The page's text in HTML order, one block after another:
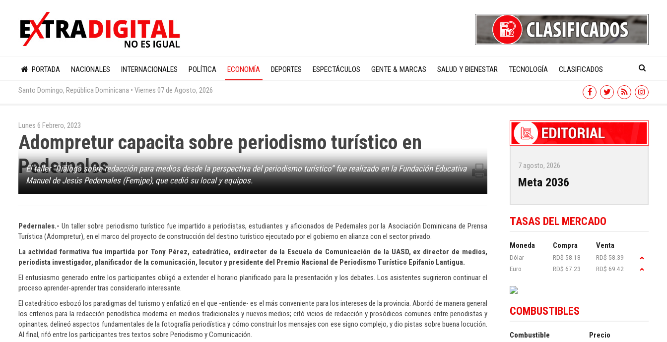
PORTADA NACIONALES INTERNACIONALES POLÍTICA ECONOMÍA DEPORTES ESPECTÁCULOS GENTE & MARCAS SALUD Y BIENESTAR TECNOLOGÍA CLASIFICADOS
Santo Domingo, República Dominicana • Viernes 07 de Agosto, 2026
Lunes 6 Febrero, 2023
Adompretur capacita sobre periodismo turístico en
Pedernales
El taller “Diálogo sobre redacción para medios desde la perspectiva del periodismo turístico” fue realizado en la Fundación Educativa
Manuel de Jesús Pedernales (Femjpe), que cedió su local y equipos.
Pedernales.- Un taller sobre periodismo turístico fue impartido a periodistas, estudiantes y aficionados de Pedernales por la Asociación Dominicana de Prensa
Turística (Adompretur), en el marco del proyecto de construcción del destino turístico ejecutado por el gobierno en alianza con el sector privado.
La actividad formativa fue impartida por Tony Pérez, catedrático, exdirector de la Escuela de Comunicación de la UASD, ex director de medios,
periodista investigador, planificador de la comunicación, locutor y presidente del Premio Nacional de Periodismo Turístico Epifanio Lantigua.
El entusiasmo generado entre los participantes obligó a extender el horario planificado para la presentación y los debates. Los asistentes sugirieron continuar el
proceso aprender-aprender tras considerarlo interesante.
El catedrático esbozó los paradigmas del turismo y enfatizó en el que -entiende- es el más conveniente para los intereses de la provincia. Abordó de manera general
los criterios para la redacción periodística moderna en medios tradicionales y nuevos medios; citó vicios de redacción y prosódicos comunes entre periodistas y
opinantes; delineó aspectos fundamentales de la fotografía periodística y cómo construir los mensajes con ese signo complejo, y dio pistas sobre buena locución.
Al final, rifó entre los participantes tres textos sobre Periodismo y Comunicación.
7 agosto, 2026
Meta 2036
TASAS DEL MERCADO
Moneda Compra Venta
Dólar RD$ 58.18
RD$ 58.39
Euro
RD$ 67.23 RD$ 69.42
COMBUSTIBLES
Combustible Precio